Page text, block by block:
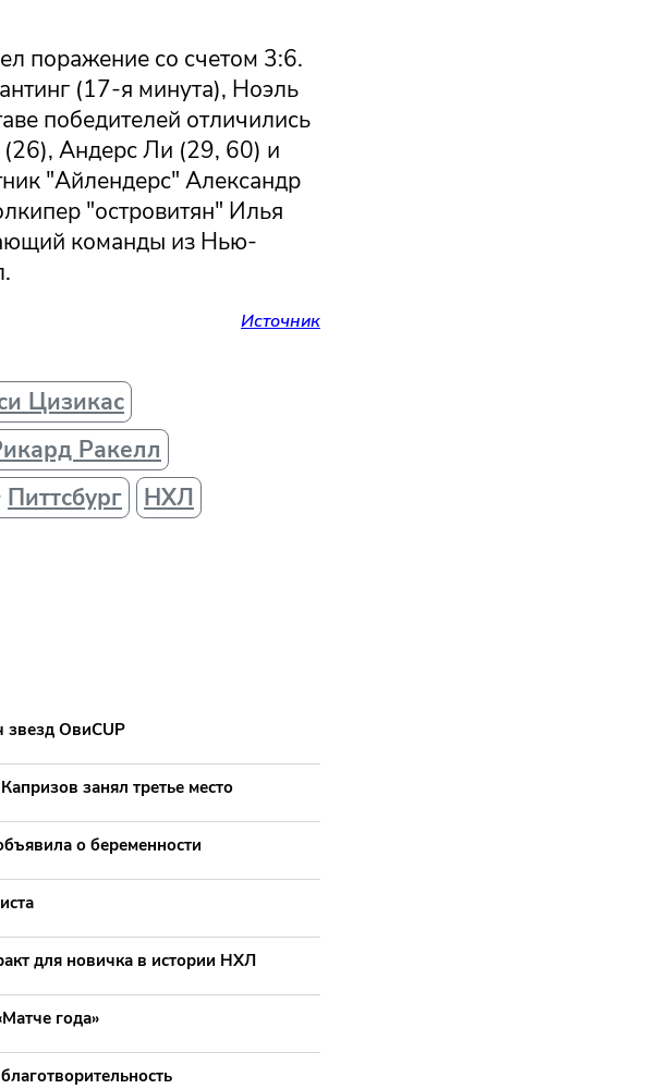
поражение со счетом 3:6.
(17-я минута), Ноэль
победителей отличились
Андерс Ли (29, 60) и
"Айлендерс" Александр
"островитян" Илья
команды из Нью-
Источник
Цизикас
Ракелл
Питтсбург
НХЛ
звезд ОвиCUP
занял третье место
о беременности
для новичка в истории НХЛ
года»